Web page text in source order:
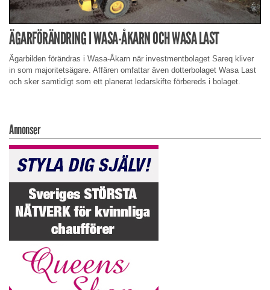
ÄGARFÖRÄNDRING I WASA-ÅKARN OCH WASA LAST
Ägarbilden förändras i Wasa-Åkarn när investmentbolaget Sareq kliver
in som majoritetsägare. Affären omfattar även dotterbolaget Wasa Last
och sker samtidigt som ett planerat ledarskifte förbereds i bolaget.
Annonser